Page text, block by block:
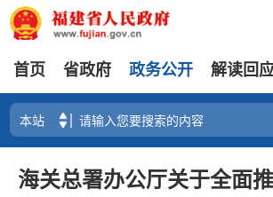
首页 省政府 政务公开 解读回
海关总署办公厅关于全面